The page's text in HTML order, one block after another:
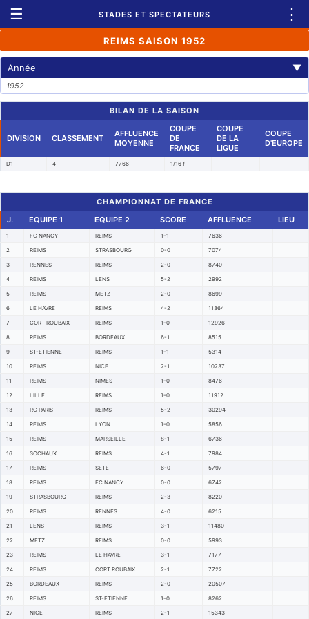
☰ STADES ET SPECTATEURS ⋮
REIMS SAISON 1952
Année ▼
1952
BILAN DE LA SAISON
DIVISION CLASSEMENT
AFFLUENCE
MOYENNE
COUPE
DE
FRANCE
COUPE
DE LA
LIGUE
COUPE
D'EUROPE
D1 4 7766 1/16 f -
CHAMPIONNAT DE FRANCE
J.
EQUIPE 1 EQUIPE 2 SCORE AFFLUENCE LIEU
1 FC NANCY REIMS 1-1 7636
2 REIMS STRASBOURG 0-0 7074
3 RENNES REIMS 2-0 8740
4 REIMS LENS 5-2 2992
5 REIMS METZ 2-0 8699
6 LE HAVRE REIMS 4-2 11364
7 CORT ROUBAIX REIMS 1-0 12926
8 REIMS BORDEAUX 6-1 8515
9 ST-ETIENNE REIMS 1-1 5314
10 REIMS NICE 2-1 10237
11 REIMS NIMES 1-0 8476
12 LILLE REIMS 1-0 11912
13 RC PARIS REIMS 5-2 30294
14 REIMS LYON 1-0 5856
15 REIMS MARSEILLE 8-1 6736
16 SOCHAUX REIMS 4-1 7984
17 REIMS SETE 6-0 5797
18 REIMS FC NANCY 0-0 6742
19 STRASBOURG REIMS 2-3 8220
20 REIMS RENNES 4-0 6215
21 LENS REIMS 3-1 11480
22 METZ REIMS 0-0 5993
23 REIMS LE HAVRE 3-1 7177
24 REIMS CORT ROUBAIX 2-1 7722
25 BORDEAUX REIMS 2-0 20507
26 REIMS ST-ETIENNE 1-0 8262
27 NICE REIMS 2-1 15343